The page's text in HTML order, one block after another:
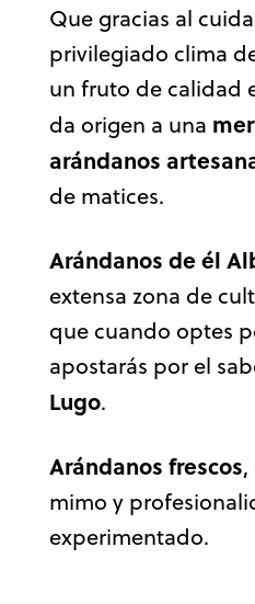
Que gracias al
privilegiado clima
un fruto de calidad
da origen a una
arándanos
de matices.
Arándanos de él
extensa zona de
que cuando optes
apostarás por el
Lugo.
Arándanos frescos
mimo y
experimentado.